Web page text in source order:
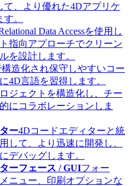
て、より優れた4Dアプリケ
。
Data Accessを使用し
指向アプローチでクリーン
を設計します。
造化され保守しやすいコー
4D言語を習得します。
ジェクトを構造化し、チー
にコラボレーションしま
ー4Dコードエディターと統
して、より迅速に開発し、
デバッグします。
ーフェース / GUIフォー
ニュー、印刷オプションな